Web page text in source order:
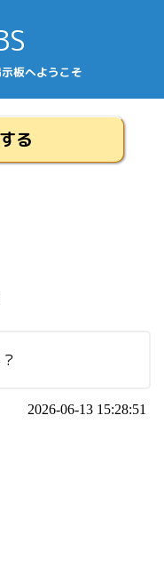
板へようこそ
る
2026-06-13 15:28:51